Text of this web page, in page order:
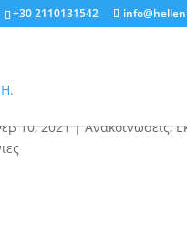
+30 2110131542
2021 μέσω
10, 2021|Ανακοινώσεις,